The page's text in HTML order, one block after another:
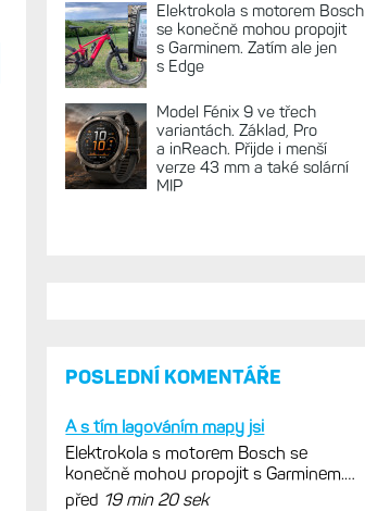
Elektrokola s motorem Bosch
se konečně mohou propojit
s Garminem. Zatím ale jen
s Edge
Model Fénix 9 ve třech
variantách. Základ, Pro
a inReach. Přijde i menší
verze 43 mm a také solární
MIP
POSLEDNÍ KOMENTÁŘE
A s tím lagováním mapy jsi
Elektrokola s motorem Bosch se
konečně mohou propojit s Garminem.
Zatím ale jen s Edge
před 19 min 20 sek